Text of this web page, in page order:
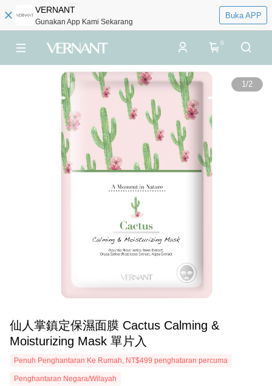
VERNANT
Gunakan App Kami Sekarang
Buka APP
0
1/2
仙人掌鎮定保濕面膜 Cactus Calming &
Moisturizing Mask 單片入
Penuh Penghantaran Ke Rumah, NT$499 penghataran percuma
Penghantaran Negara/Wilayah